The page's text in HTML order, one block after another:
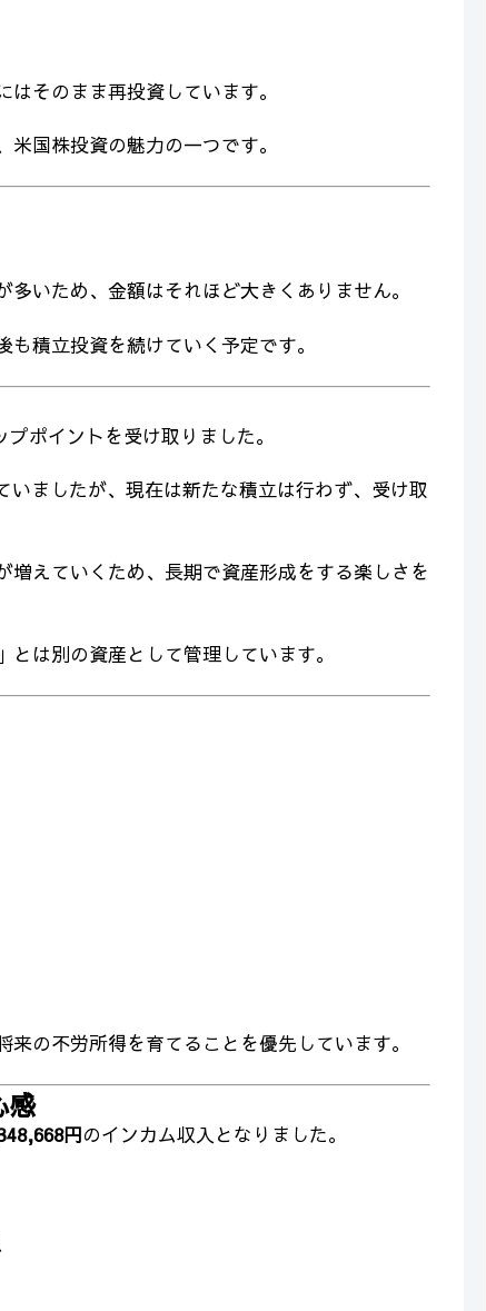
そのまま再投資しています。
国株投資の魅力の一つです。
いため、金額はそれほど大きくありません。
積立投資を続けていく予定です。
プポイントを受け取りました。
ましたが、現在は新たな積立は行わず、受け取
えていくため、長期で資産形成をする楽しさを
は別の資産として管理しています。
の不労所得を育てることを優先しています。
感
円のインカム収入となりました。